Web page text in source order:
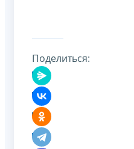
Поделиться: